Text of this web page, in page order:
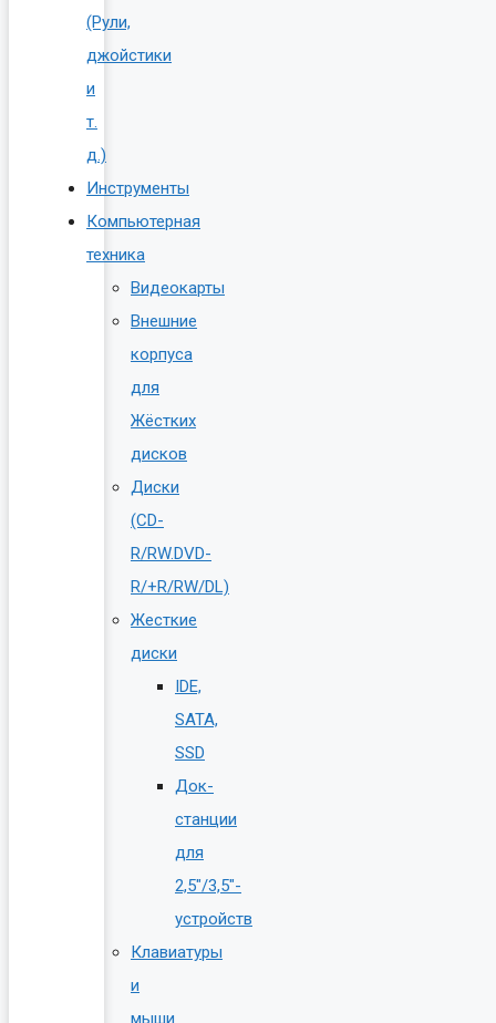
(Рули,
джойстики
и
т.
д.)
Инструменты
Компьютерная
техника
Видеокарты
Внешние
корпуса
для
Жёстких
дисков
Диски
(CD-
R/RW.DVD-
R/+R/RW/DL)
Жесткие
диски
IDE,
SATA,
SSD
Док-
станции
для
2,5″/3,5″-
устройств
Клавиатуры
и
мыши